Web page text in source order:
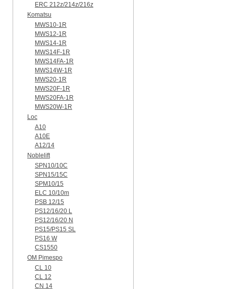
ERC 212z/214z/216z
Komatsu
MWS10-1R
MWS12-1R
MWS14-1R
MWS14F-1R
MWS14FA-1R
MWS14W-1R
MWS20-1R
MWS20F-1R
MWS20FA-1R
MWS20W-1R
Loc
A10
A10E
A12/14
Noblelift
SPN10/10C
SPN15/15C
SPM10/15
ELC 10/10m
PSB 12/15
PS12/16/20 L
PS12/16/20 N
PS15/PS15 SL
PS16 W
CS1550
OM Pimespo
CL 10
CL 12
CN 14